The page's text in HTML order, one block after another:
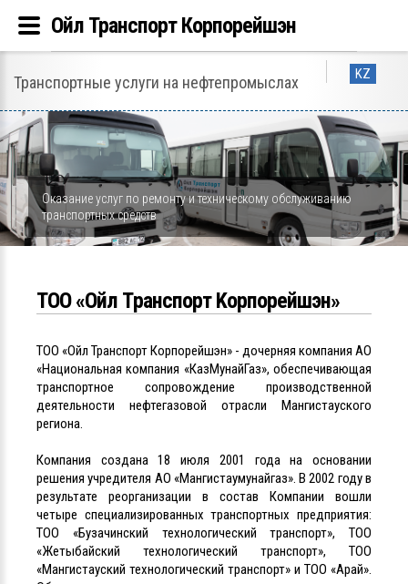
KZ
Транспортные услуги на нефтепромыслах
Оказание услуг по ремонту и техническому обслуживанию
транспортных средств
ТОО «Ойл Tранспорт Kорпорейшэн»
ТОО «Ойл Транспорт Корпорейшэн» - дочерняя компания АО
«Национальная компания «КазМунайГаз», обеспечивающая
транспортное сопровождение производственной
деятельности нефтегазовой отрасли Мангистауского
региона.
Компания создана 18 июля 2001 года на основании
решения учредителя АО «Мангистаумунайгаз». В 2002 году в
результате реорганизации в состав Компании вошли
четыре специализированных транспортных предприятия:
ТОО «Бузачинский технологический транспорт», ТОО
«Жетыбайский технологический транспорт», ТОО
«Мангистауский технологический транспорт» и ТОО «Арай».
Ойл Транспорт Корпорейшэн